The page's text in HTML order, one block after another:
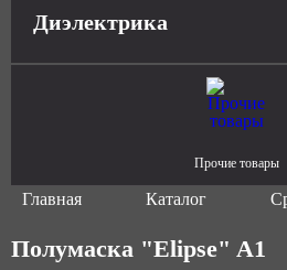
Диэлектрика
Прочие товары
Главная Каталог
Полумаска "Elipse" A1